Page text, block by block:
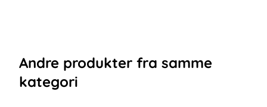
Andre produkter fra samme
kategori